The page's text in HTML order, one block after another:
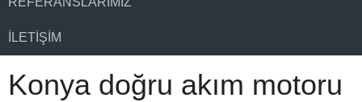
İLETIŞIM
Konya doğru akım motoru